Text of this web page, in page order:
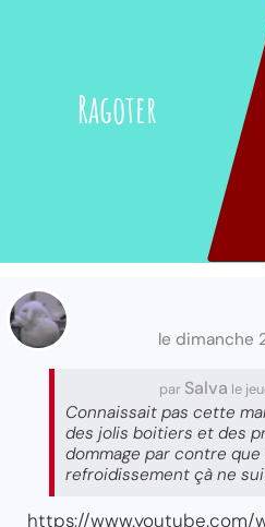
Ragoter
le dimanche
par Salva le
Connaissait pas cette
des jolis boitiers et des
dommage par contre
refroidissement çà ne
https://www.youtube.com/